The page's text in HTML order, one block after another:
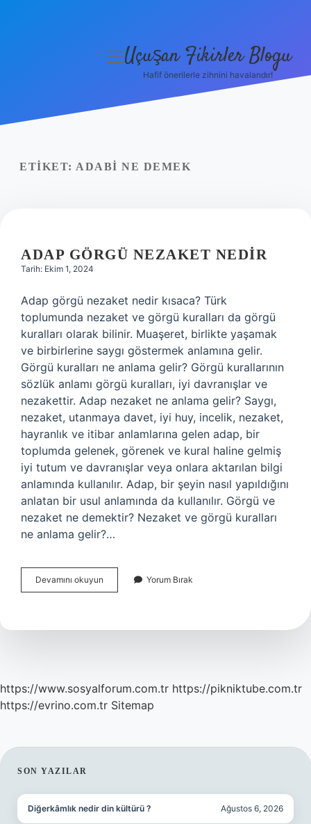
Yasal Uyarı
menüyü
Uçuşan Fikirler Blogu
Hafif önerilerle zihnini havalandır!
ETIKET: ADABI NE DEMEK
ADAP GÖRGÜ NEZAKET NEDIR
Tarih: Ekim 1, 2024
Adap görgü nezaket nedir kısaca? Türk
toplumunda nezaket ve görgü kuralları da görgü
kuralları olarak bilinir. Muaşeret, birlikte yaşamak
ve birbirlerine saygı göstermek anlamına gelir.
Görgü kuralları ne anlama gelir? Görgü kurallarının
sözlük anlamı görgü kuralları, iyi davranışlar ve
nezakettir. Adap nezaket ne anlama gelir? Saygı,
nezaket, utanmaya davet, iyi huy, incelik, nezaket,
hayranlık ve itibar anlamlarına gelen adap, bir
toplumda gelenek, görenek ve kural haline gelmiş
iyi tutum ve davranışlar veya onlara aktarılan bilgi
anlamında kullanılır. Adap, bir şeyin nasıl yapıldığını
anlatan bir usul anlamında da kullanılır. Görgü ve
nezaket ne demektir? Nezaket ve görgü kuralları
ne anlama gelir?…
Devamını okuyun
Görgü
Yorum Bırak
https://www.sosyalforum.com.tr https://pikniktube.com.tr
https://evrino.com.tr Sitemap
SIDEBAR
SON YAZILAR
Diğerkâmlık nedir din kültürü ? Ağustos 6, 2026